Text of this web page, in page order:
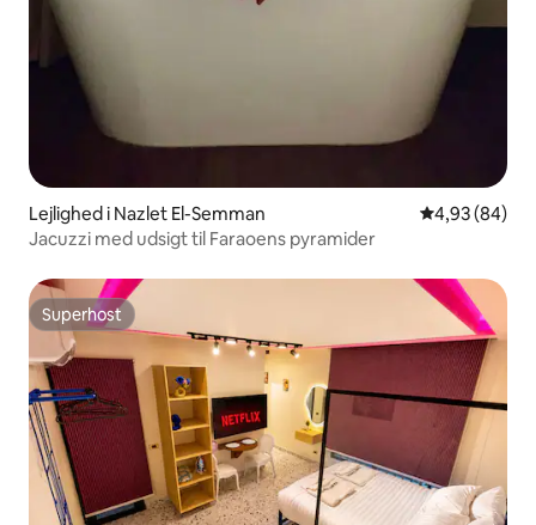
Lejlighed i Nazlet El-Semman 4,93 ud af 5 i
4,93 (84)
Jacuzzi med udsigt til Faraoens pyramider
Superhost
Superhost